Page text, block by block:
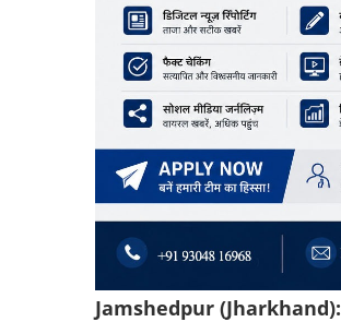
Jamshedpur (Jharkhand):